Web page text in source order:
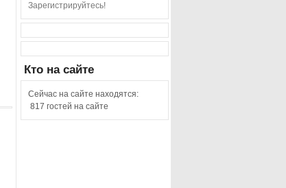
Зарегистрируйтесь!
Кто на сайте
Сейчас на сайте находятся:
817 гостей на сайте